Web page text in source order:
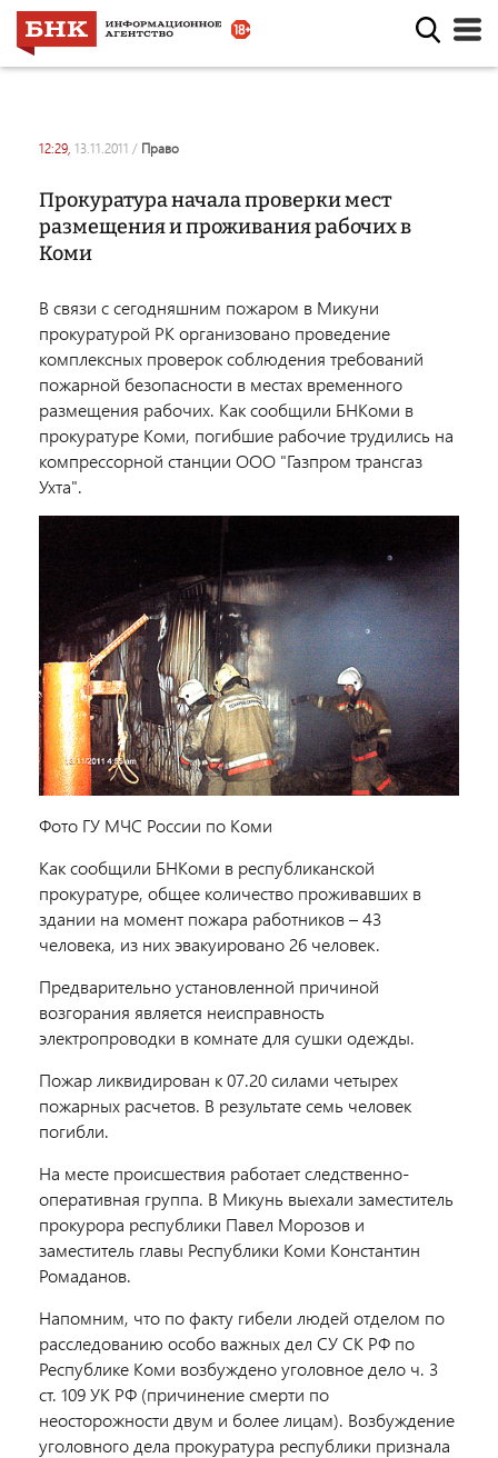
12:29, 13.11.2011 / право
Прокуратура начала проверки мест
размещения и проживания рабочих в
Коми
В связи с сегодняшним пожаром в Микуни
прокуратурой РК организовано проведение
комплексных проверок соблюдения требований
пожарной безопасности в местах временного
размещения рабочих. Как сообщили БНКоми в
прокуратуре Коми, погибшие рабочие трудились на
компрессорной станции ООО "Газпром трансгаз
Ухта".
Фото ГУ МЧС России по Коми
Как сообщили БНКоми в республиканской
прокуратуре, общее количество проживавших в
здании на момент пожара работников – 43
человека, из них эвакуировано 26 человек.
Предварительно установленной причиной
возгорания является неисправность
электропроводки в комнате для сушки одежды.
Пожар ликвидирован к 07.20 силами четырех
пожарных расчетов. В результате семь человек
погибли.
На месте происшествия работает следственно-
оперативная группа. В Микунь выехали заместитель
прокурора республики Павел Морозов и
заместитель главы Республики Коми Константин
Ромаданов.
Напомним, что по факту гибели людей отделом по
расследованию особо важных дел СУ СК РФ по
Республике Коми возбуждено уголовное дело ч. 3
ст. 109 УК РФ (причинение смерти по
неосторожности двум и более лицам). Возбуждение
уголовного дела прокуратура республики признала